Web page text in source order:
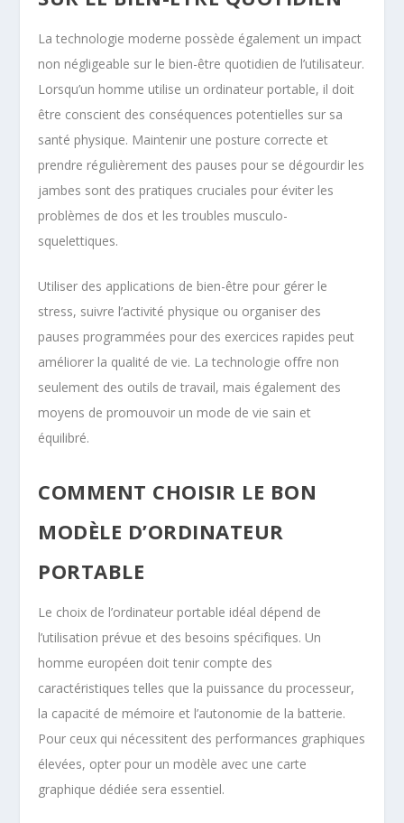
La technologie moderne possède également un impact
non négligeable sur le bien-être quotidien de l’utilisateur.
Lorsqu’un homme utilise un ordinateur portable, il doit
être conscient des conséquences potentielles sur sa
santé physique. Maintenir une posture correcte et
prendre régulièrement des pauses pour se dégourdir les
jambes sont des pratiques cruciales pour éviter les
problèmes de dos et les troubles musculo-
squelettiques.
Utiliser des applications de bien-être pour gérer le
stress, suivre l’activité physique ou organiser des
pauses programmées pour des exercices rapides peut
améliorer la qualité de vie. La technologie offre non
seulement des outils de travail, mais également des
moyens de promouvoir un mode de vie sain et
équilibré.
COMMENT CHOISIR LE BON
MODÈLE D’ORDINATEUR
PORTABLE
Le choix de l’ordinateur portable idéal dépend de
l’utilisation prévue et des besoins spécifiques. Un
homme européen doit tenir compte des
caractéristiques telles que la puissance du processeur,
la capacité de mémoire et l’autonomie de la batterie.
Pour ceux qui nécessitent des performances graphiques
élevées, opter pour un modèle avec une carte
graphique dédiée sera essentiel.